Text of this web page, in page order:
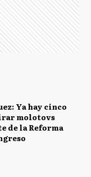
Ya hay cinco
molotovs
de la Reforma